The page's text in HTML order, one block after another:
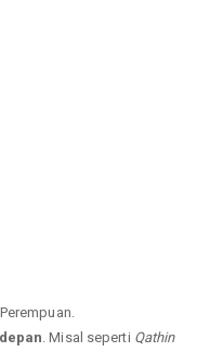
. Misal seperti Qathin